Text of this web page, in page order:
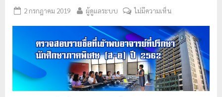
2 กรกฎาคม 2019 ผู้ดูแลระบบ ไม่มีความเห็น